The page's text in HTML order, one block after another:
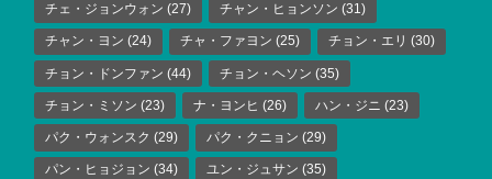
チェ・ジョンウォン (27) チャン・ヒョンソン (31)
チャン・ヨン (24) チャ・ファヨン (25) チョン・エリ (30)
チョン・ドンファン (44) チョン・ヘソン (35)
チョン・ミソン (23) ナ・ヨンヒ (26) ハン・ジニ (23)
パク・ウォンスク (29) パク・クニョン (29)
パン・ヒョジョン (34) ユン・ジュサン (35)